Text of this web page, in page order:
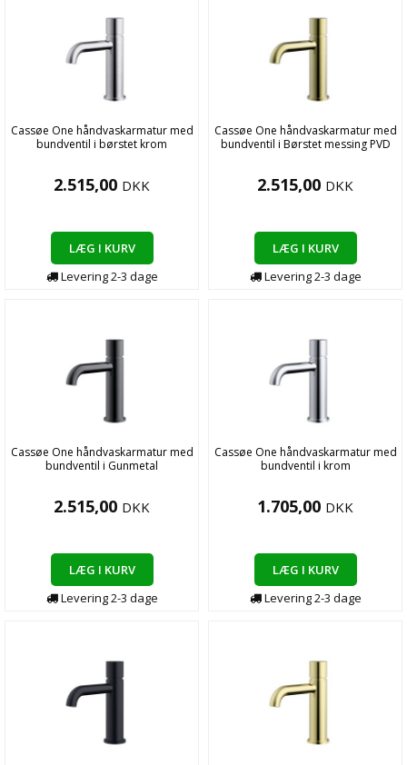
Cassøe One håndvaskarmatur med
bundventil i børstet krom
2.515,00 DKK
LÆG I KURV
Levering2-3 dage
Cassøe One håndvaskarmatur med
bundventil i Børstet messing PVD
2.515,00 DKK
LÆG I KURV
Levering2-3 dage
Cassøe One håndvaskarmatur med
bundventil i Gunmetal
2.515,00 DKK
LÆG I KURV
Levering2-3 dage
Cassøe One håndvaskarmatur med
bundventil i krom
1.705,00 DKK
LÆG I KURV
Levering2-3 dage